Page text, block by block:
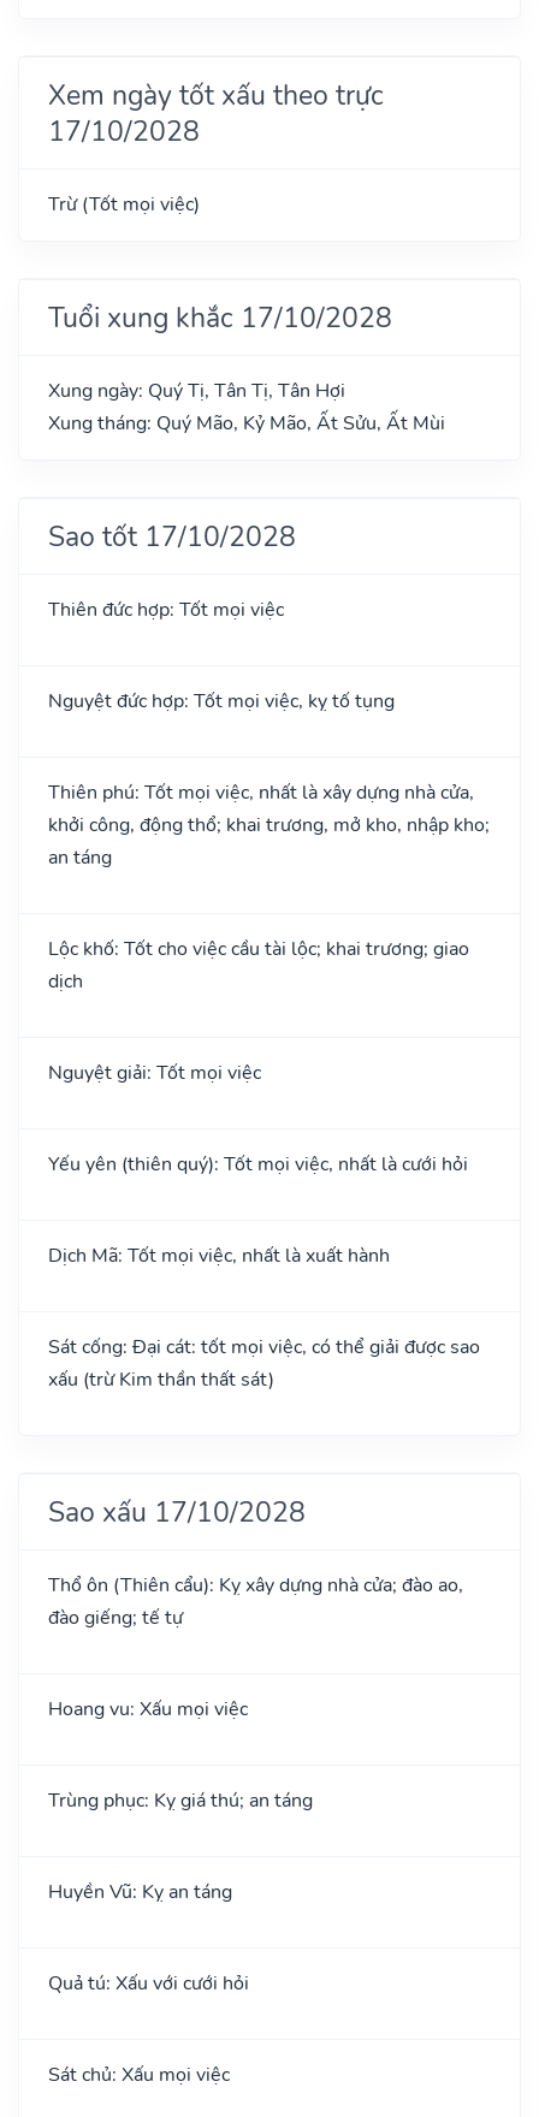
Xem ngày tốt xấu theo trực
17/10/2028
Trừ (Tốt mọi việc)
Tuổi xung khắc 17/10/2028
Xung ngày: Quý Tị, Tân Tị, Tân Hợi
Xung tháng: Quý Mão, Kỷ Mão, Ất Sửu, Ất Mùi
Sao tốt 17/10/2028
Thiên đức hợp: Tốt mọi việc
Nguyệt đức hợp: Tốt mọi việc, kỵ tố tụng
Thiên phú: Tốt mọi việc, nhất là xây dựng nhà cửa,
khởi công, động thổ; khai trương, mở kho, nhập kho;
an táng
Lộc khố: Tốt cho việc cầu tài lộc; khai trương; giao
dịch
Nguyệt giải: Tốt mọi việc
Yếu yên (thiên quý): Tốt mọi việc, nhất là cưới hỏi
Dịch Mã: Tốt mọi việc, nhất là xuất hành
Sát cống: Đại cát: tốt mọi việc, có thể giải được sao
xấu (trừ Kim thần thất sát)
Sao xấu 17/10/2028
Thổ ôn (Thiên cẩu): Kỵ xây dựng nhà cửa; đào ao,
đào giếng; tế tự
Hoang vu: Xấu mọi việc
Trùng phục: Kỵ giá thú; an táng
Huyền Vũ: Kỵ an táng
Quả tú: Xấu với cưới hỏi
Sát chủ: Xấu mọi việc